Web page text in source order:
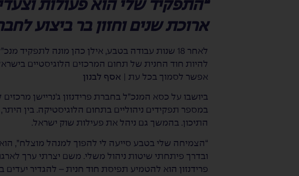
“התפקיד שלי הוא פעולות
ארוכת שנים וחזון בר ביצוע
לאחר 18 שנות עבודה בטבע, אילן כהן מונה לתפקיד
להיות חוד החנית של תחום המרכזים הלוגיסטיים
אפשר לסמוך בכל עת | אסף לבנון
במספר תפקידים ניהוליים בתחום הלוגיסטיקה. בין
התיכון. בהמשך גם ניהל את פעילות שוק ישראל.
“הצמיחה שלי בטבע סייעה לי להפוך למנהל מוצלח”,
ובדרך פיתחתי שיטות ניהול משלי. משם יצרתי ערך
פרידנזון הוא להטמיע תפיסת חוד חנית – להגדיר יעדים